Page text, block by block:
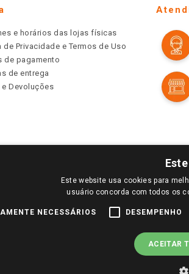
e horários das lojas físicas
de Privacidade e Termos de Uso
de pagamento
de entrega
e Devoluções
DA SUA REGIÃO, FAÇA LOGIN E SELECIONE A LOJA
COMERCIAIS DESTE SITE SÃO VÁLIDOS APENAS
Este website usa cookies para
usuário concorda com todos os
NECESSÁRIOS DESEMPENHO
ACEITAR